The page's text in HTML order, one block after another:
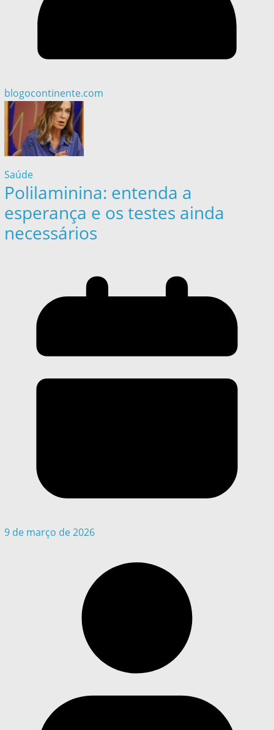
blogocontinente.com
Saúde
Polilaminina: entenda a
esperança e os testes ainda
necessários
9 de março de 2026